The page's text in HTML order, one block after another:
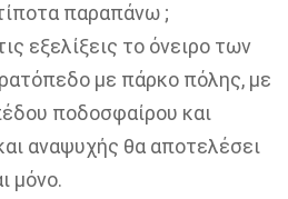
παραπάνω ;
εξελίξεις το όνειρο των
με πάρκο πόλης, με
ποδοσφαίρου και
αναψυχής θα αποτελέσει
μόνο.